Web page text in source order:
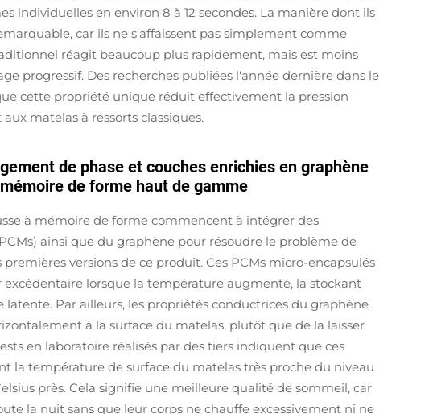
individuelles en environ 8 à 12 secondes. La manière dont ils
car ils ne s'affaissent pas simplement comme
réagit beaucoup plus rapidement, mais est moins
progressif. Des recherches publiées l'année dernière dans le
cette propriété unique réduit effectivement la pression
matelas à ressorts classiques.
de phase et couches enrichies en graphène
de forme haut de gamme
à mémoire de forme commencent à intégrer des
ainsi que du graphène pour résoudre le problème de
versions de ce produit. Ces PCMs micro-encapsulés
lorsque la température augmente, la stockant
Par ailleurs, les propriétés conductrices du graphène
à la surface du matelas, plutôt que de la laisser
en laboratoire réalisés par des tiers indiquent que ces
la température de surface du matelas très proche du niveau
près. Cela signifie une meilleure qualité de sommeil, car
la nuit sans que leur corps ne chauffe excessivement ni ne